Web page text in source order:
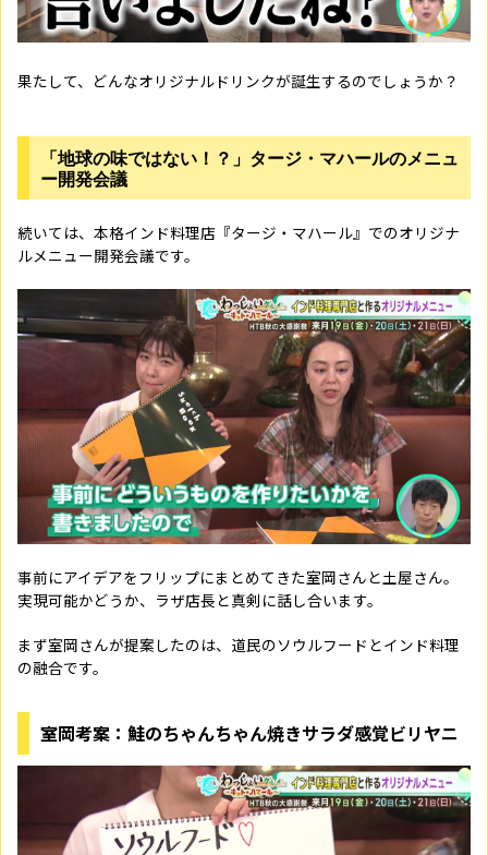
果たして、どんなオリジナルドリンクが誕生するのでしょうか？
「地球の味ではない！？」タージ・マハールのメニュ
ー開発会議
続いては、本格インド料理店『タージ・マハール』でのオリジナ
ルメニュー開発会議です。
事前にアイデアをフリップにまとめてきた室岡さんと土屋さん。
実現可能かどうか、ラザ店長と真剣に話し合います。
まず室岡さんが提案したのは、道民のソウルフードとインド料理
の融合です。
室岡考案：鮭のちゃんちゃん焼きサラダ感覚ビリヤニ